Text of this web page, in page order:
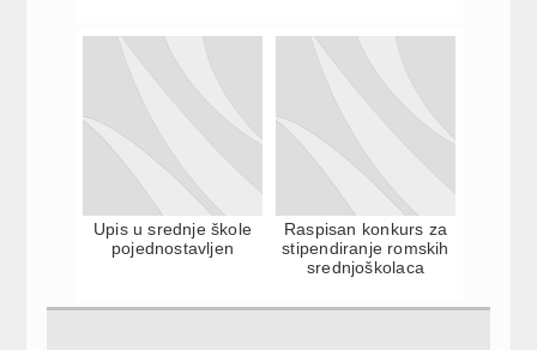
Upis u srednje škole
pojednostavljen
Raspisan konkurs za
stipendiranje romskih
srednjoškolaca